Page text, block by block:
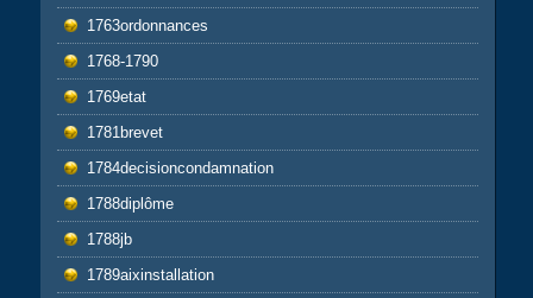
1763ordonnances
1768-1790
1769etat
1781brevet
1784decisioncondamnation
1788diplôme
1788jb
1789aixinstallation